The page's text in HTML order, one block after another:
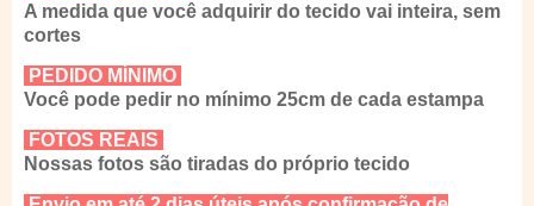
A medida que você adquirir do tecido vai inteira, sem
cortes
PEDIDO MÍNIMO
Você pode pedir no mínimo 25cm de cada estampa
FOTOS REAIS
Nossas fotos são tiradas do próprio tecido